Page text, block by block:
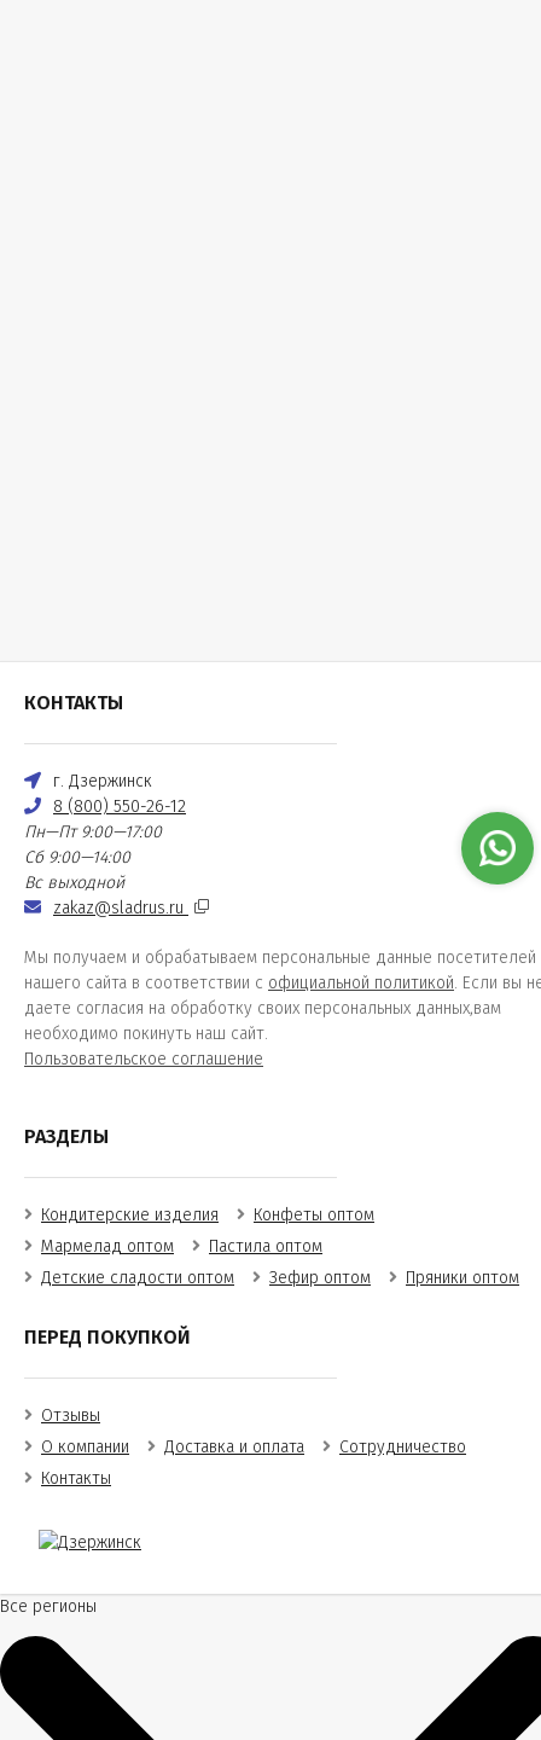
КОНТАКТЫ
г. Дзержинск
8 (800) 550-26-12
Пн—Пт 9:00—17:00
Сб 9:00—14:00
Вс выходной
zakaz@sladrus.ru
Мы получаем и обрабатываем персональные данные посетителей
нашего сайта в соответствии с официальной политикой. Если вы
даете согласия на обработку своих персональных данных,вам
необходимо покинуть наш сайт.
Пользовательское соглашение
РАЗДЕЛЫ
Кондитерские изделия
Конфеты оптом
Мармелад оптом
Пастила оптом
Детские сладости оптом
Зефир оптом Пряники оптом
ПЕРЕД ПОКУПКОЙ
Отзывы
О компании
Доставка и оплата
Сотрудничество
Контакты
Все регионы